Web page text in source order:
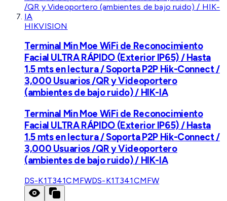
HIKVISION
Terminal Min Moe WiFi de Reconocimiento
Facial ULTRA RÁPIDO (Exterior IP65) / Hasta
1.5 mts en lectura / Soporta P2P Hik-Connect /
3,000 Usuarios /QR y Videoportero
(ambientes de bajo ruido) / HIK-IA
Terminal Min Moe WiFi de Reconocimiento
Facial ULTRA RÁPIDO (Exterior IP65) / Hasta
1.5 mts en lectura / Soporta P2P Hik-Connect /
3,000 Usuarios /QR y Videoportero
(ambientes de bajo ruido) / HIK-IA
DS-K1T341CMFWDS-K1T341CMFW